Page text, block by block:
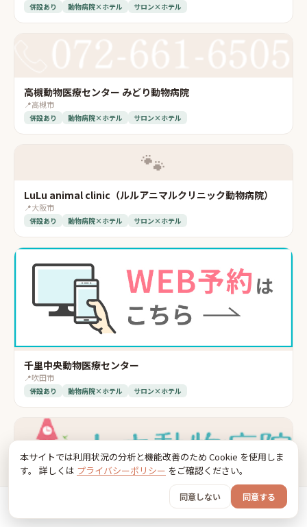
併設あり 動物病院×ホテル サロン×ホテル
高槻動物医療センター みどり動物病院
📍高槻市
併設あり 動物病院×ホテル サロン×ホテル
🐾
LuLu animal clinic（ルルアニマルクリニック動物病院）
📍大阪市
併設あり 動物病院×ホテル サロン×ホテル
千里中央動物医療センター
📍吹田市
併設あり 動物病院×ホテル サロン×ホテル
併設あり 動物病院×ホテル 往診対応
本サイトでは利用状況の分析と機能改善のため Cookie を使用しま
す。 詳しくは プライバシーポリシー をご確認ください。
同意しない 同意する